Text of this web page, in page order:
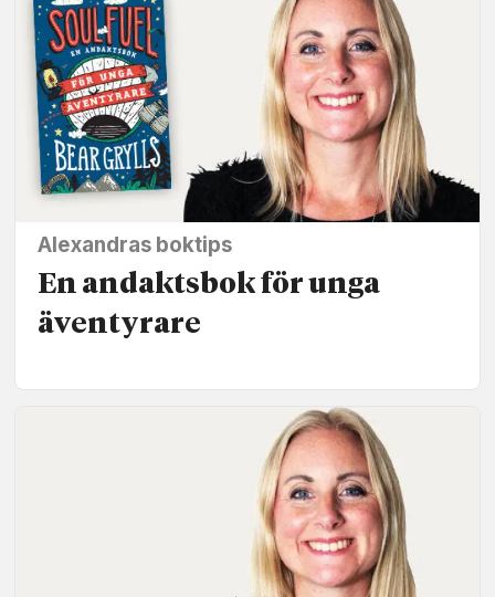
Alexandras boktips
En andaktsbok för unga
äventyrare